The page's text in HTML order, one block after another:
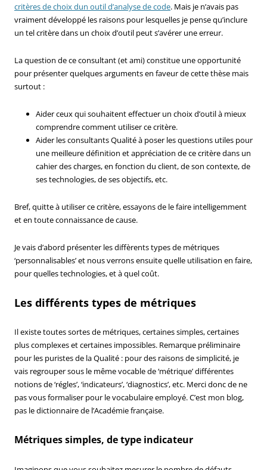
critères de choix dun outil d’analyse de code. Mais je n’avais pas
vraiment développé les raisons pour lesquelles je pense qu’inclure
un tel critère dans un choix d’outil peut s’avérer une erreur.
La question de ce consultant (et ami) constitue une opportunité
pour présenter quelques arguments en faveur de cette thèse mais
surtout :
Aider ceux qui souhaitent effectuer un choix d’outil à mieux
comprendre comment utiliser ce critère.
Aider les consultants Qualité à poser les questions utiles pour
une meilleure définition et appréciation de ce critère dans un
cahier des charges, en fonction du client, de son contexte, de
ses technologies, de ses objectifs, etc.
Bref, quitte à utiliser ce critère, essayons de le faire intelligemment
et en toute connaissance de cause.
Je vais d’abord présenter les diffèrents types de métriques
‘personnalisables’ et nous verrons ensuite quelle utilisation en faire,
pour quelles technologies, et à quel coût.
Les différents types de métriques
Il existe toutes sortes de métriques, certaines simples, certaines
plus complexes et certaines impossibles. Remarque préliminaire
pour les puristes de la Qualité : pour des raisons de simplicité, je
vais regrouper sous le même vocable de ‘métrique’ différentes
notions de ‘régles’, ‘indicateurs’, ‘diagnostics’, etc. Merci donc de ne
pas vous formaliser pour le vocabulaire employé. C’est mon blog,
pas le dictionnaire de l’Académie française.
Métriques simples, de type indicateur